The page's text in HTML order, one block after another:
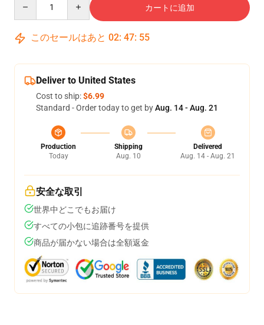
カートに追加
このセールはあと 02: 47: 54
Deliver to United States
Cost to ship:$6.99
Standard - Order today to get byAug. 14 - Aug. 21
Production
Today
Shipping
Aug. 10
Delivered
Aug. 14 - Aug. 21
安全な取引
世界中どこでもお届け
すべての小包に追跡番号を提供
商品が届かない場合は全額返金